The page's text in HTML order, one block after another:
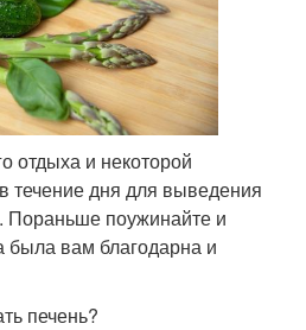
отдыха и некоторой
течение дня для выведения
Пораньше поужинайте и
была вам благодарна и
печень?